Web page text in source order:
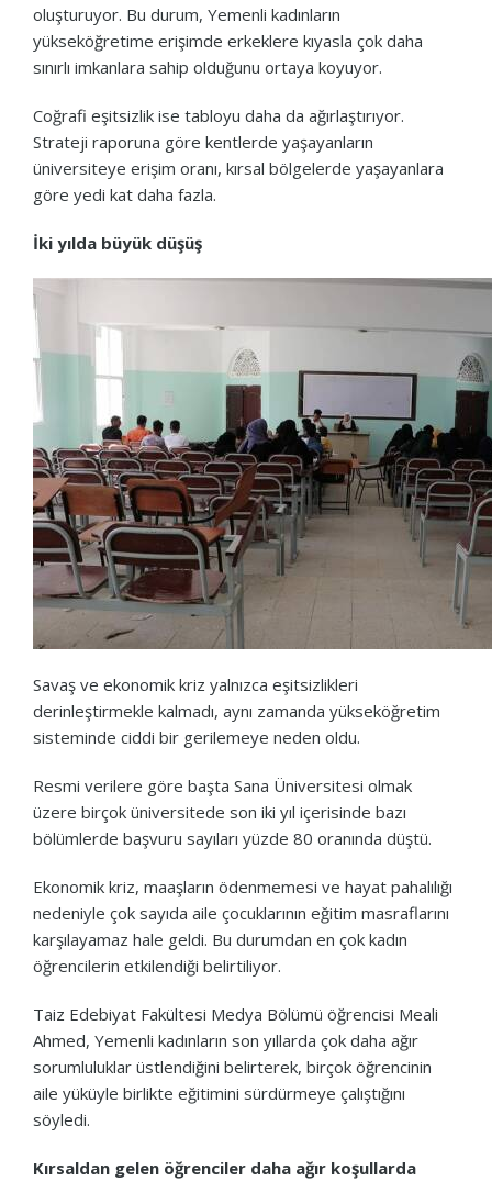
oluşturuyor. Bu durum, Yemenli kadınların
yükseköğretime erişimde erkeklere kıyasla çok daha
sınırlı imkanlara sahip olduğunu ortaya koyuyor.
Coğrafi eşitsizlik ise tabloyu daha da ağırlaştırıyor.
Strateji raporuna göre kentlerde yaşayanların
üniversiteye erişim oranı, kırsal bölgelerde yaşayanlara
göre yedi kat daha fazla.
İki yılda büyük düşüş
Savaş ve ekonomik kriz yalnızca eşitsizlikleri
derinleştirmekle kalmadı, aynı zamanda yükseköğretim
sisteminde ciddi bir gerilemeye neden oldu.
Resmi verilere göre başta Sana Üniversitesi olmak
üzere birçok üniversitede son iki yıl içerisinde bazı
bölümlerde başvuru sayıları yüzde 80 oranında düştü.
Ekonomik kriz, maaşların ödenmemesi ve hayat pahalılığı
nedeniyle çok sayıda aile çocuklarının eğitim masraflarını
karşılayamaz hale geldi. Bu durumdan en çok kadın
öğrencilerin etkilendiği belirtiliyor.
Taiz Edebiyat Fakültesi Medya Bölümü öğrencisi Meali
Ahmed, Yemenli kadınların son yıllarda çok daha ağır
sorumluluklar üstlendiğini belirterek, birçok öğrencinin
aile yüküyle birlikte eğitimini sürdürmeye çalıştığını
söyledi.
Kırsaldan gelen öğrenciler daha ağır koşullarda